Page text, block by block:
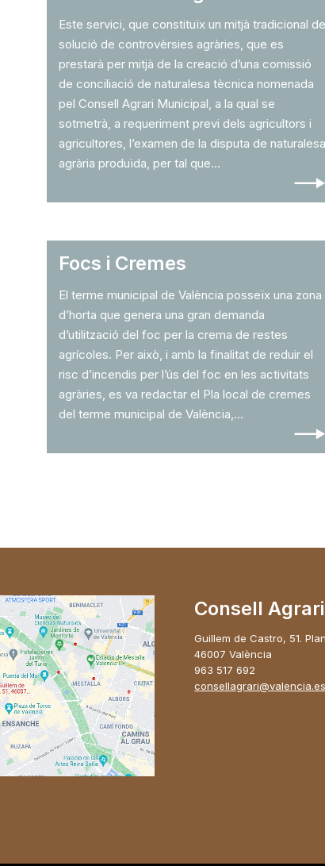
Este servici, que constituïx un mitjà tradicional de
solució de controvèrsies agràries, que es
prestarà per mitjà de la creació d’una comissió
de conciliació de naturalesa tècnica nomenada
pel Consell Agrari Municipal, a la qual se
sotmetrà, a requeriment previ dels agricultors i
agricultores, l’examen de la disputa de naturalesa
agrària produïda, per tal que...
🠒
Focs i Cremes
El terme municipal de València posseïx una zona
d’horta que genera una gran demanda
d’utilització del foc per la crema de restes
agrícoles. Per això, i amb la finalitat de reduir el
risc d’incendis per l’ús del foc en les activitats
agràries, es va redactar el Pla local de cremes
del terme municipal de València,...
🠒
Consell
Guillem de Castro, 51.
46007 València
963 517 692
consellagrari@valencia.es